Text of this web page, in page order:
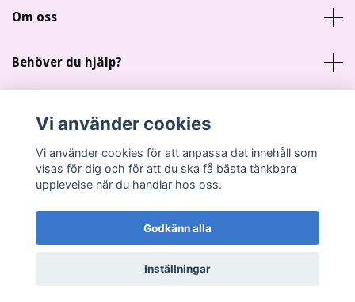
Om oss
Behöver du hjälp?
Sociala medier
© 2026 Miankas Scrap
Vi använder cookies
Vi använder cookies för att anpassa det innehåll som
visas för dig och för att du ska få bästa tänkbara
upplevelse när du handlar hos oss.
Godkänn alla
Inställningar